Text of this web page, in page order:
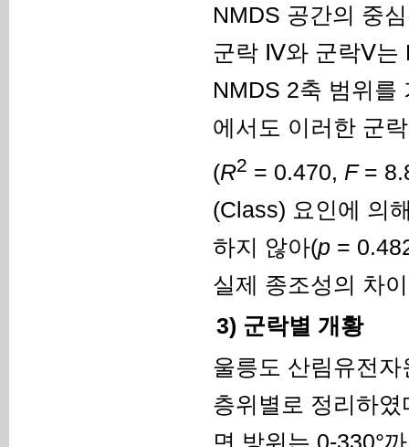
NMDS 공간의 중
군락 Ⅳ와 군락Ⅴ는
NMDS 2축 범위를
에서도 이러한 군
(R2 = 0.470, F=
(Class) 요인에 의
하지 않아(p =
실제 종조성의 차
3) 군락별 개황
울릉도 산림유전
층위별로 정리하였
면 방위는 0-330°